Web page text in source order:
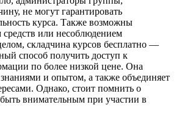
не могут гарантировать
курса. Также возможны
или несоблюдением
складчина курсов бесплатно —
способ получить доступ к
по более низкой цене. Она
и опытом, а также объединяет
Однако, стоит помнить о
внимательным при участии в